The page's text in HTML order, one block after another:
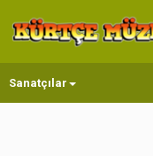
Sanatçılar